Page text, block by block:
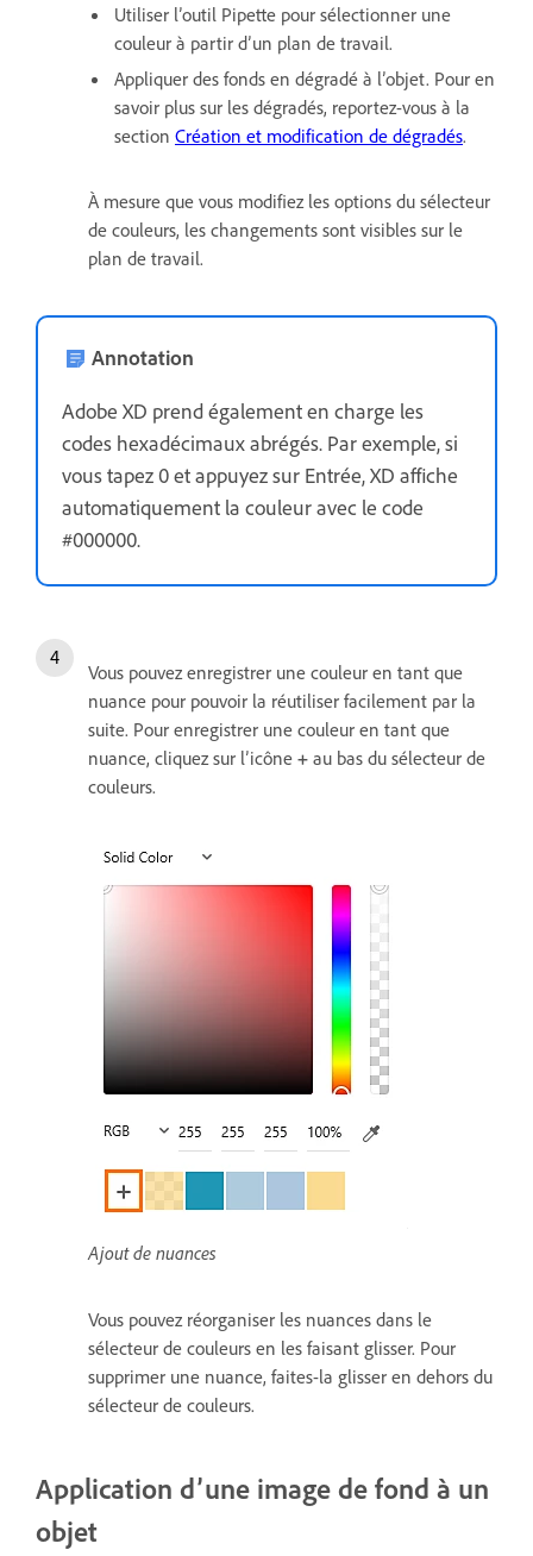
Utiliser l’outil Pipette pour sélectionner une
couleur à partir d’un plan de travail.
Appliquer des fonds en dégradé à l’objet. Pour en
savoir plus sur les dégradés, reportez-vous à la
section Création et modification de dégradés.
À mesure que vous modifiez les options du sélecteur
de couleurs, les changements sont visibles sur le
plan de travail.
Annotation
Adobe XD prend également en charge les
codes hexadécimaux abrégés. Par exemple, si
vous tapez 0 et appuyez sur Entrée, XD affiche
automatiquement la couleur avec le code
#000000.
Vous pouvez enregistrer une couleur en tant que
nuance pour pouvoir la réutiliser facilement par la
suite. Pour enregistrer une couleur en tant que
nuance, cliquez sur l’icône + au bas du sélecteur de
couleurs.
Ajout de nuances
Vous pouvez réorganiser les nuances dans le
sélecteur de couleurs en les faisant glisser. Pour
supprimer une nuance, faites-la glisser en dehors du
sélecteur de couleurs.
Application d’une image de fond à un
objet